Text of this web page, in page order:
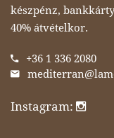
készpénz,
40% átvételkor.
+36 1 336 2080
Instagram: